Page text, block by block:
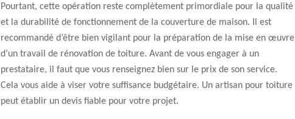
Pourtant, cette opération reste complètement primordiale pour la qualité
et la durabilité de fonctionnement de la couverture de maison. Il est
recommandé d’être bien vigilant pour la préparation de la mise en œuvre
d’un travail de rénovation de toiture. Avant de vous engager à un
prestataire, il faut que vous renseignez bien sur le prix de son service.
Cela vous aide à viser votre suffisance budgétaire. Un artisan pour toiture
peut établir un devis fiable pour votre projet.